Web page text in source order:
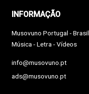
INFORMAÇÃO
Musovuno Portugal - Brasil
Música - Letra - Vídeos
info@musovuno.pt
ads@musovuno.pt